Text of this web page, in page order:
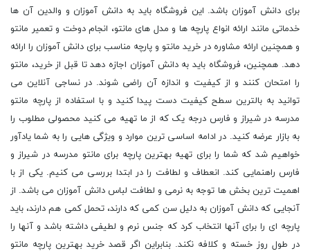
برای دانش آموزان باشد. این فروشگاه باید به دانش آموزان و والدین آن ها
خدماتی مانند ارائه انواع پارچه ها و مدل های مانتو، انجام دوخت و تعمیر مانتو
و همچنین ارائه مشاوره در خرید مانتو و پارچه مناسب برای دانش آموزان را ارائه
دهد. همچنین، فروشگاه باید به دانش آموزان اجازه دهد تا قبل از خرید، مانتو
را امتحان کنند و از کیفیت و اندازه آن راضی شوند. در نساجی آنلاین می
توانید به بالترین سطح کیفیت دست پیدا کنید و با استفاده از پارچه مانتو
مدرسه در شیراز و فارس درجه یک که از ما تهیه می کنید محصولی مطلوب را
به بازار عرضه کنید. در ادامه اساسی ترین موارد و ویژگی هایی را به شما یادآور
خواهیم شد که شما را برای تهیه بهترین پارچه برای مانتو مدرسه در شیراز و
فارس راهنمایی کند. انعطاف و لطافت را در ابتدا بررسی می کنیم. یکی از با
اهمیت ترین بخش ها توجه به نرمی و لطافت لباس دانش آموزان می باشد. از
آنجایی که دانش آموزان به دلیل سن کمی که دارند، تحمل کمی هم دارند، باید
پارچه ای را برای آنها انتخاب کرد که جنس نرم و لطیفی داشته باشد و آنها را
در طول روز خسته و کلافه نکند. بنابراین اگر قصد خرید بهترین پارچه مانتو